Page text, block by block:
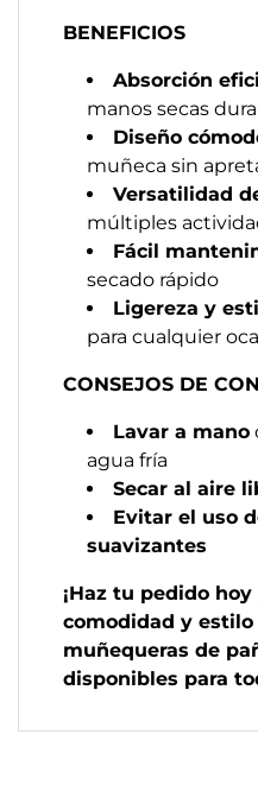
BENEFICIOS
Absorción
manos secas
Diseño
muñeca sin
Versatilidad
múltiples
Fácil
secado rápido
Ligereza y
para cualquier
CONSEJOS DE
Lavar a mano
agua fría
Secar al aire
Evitar el uso
suavizantes
¡Haz tu pedido
comodidad y estilo
muñequeras de
disponibles para